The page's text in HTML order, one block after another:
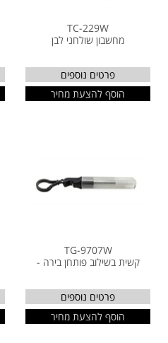
TC-229W
מחשבון שולחני לבן
פרטים נוספים
הוסף להצעת מחיר
TG-9707W
קשית בשילוב פותחן בירה -
פרטים נוספים
הוסף להצעת מחיר